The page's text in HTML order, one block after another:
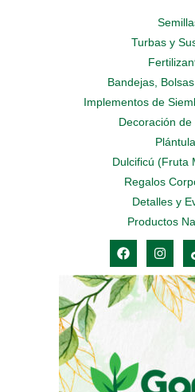
Turbas y
Bandejas,
Implementos de
Decoración
Dulcificú (Fruta
Regalos
Detalles y
Productos